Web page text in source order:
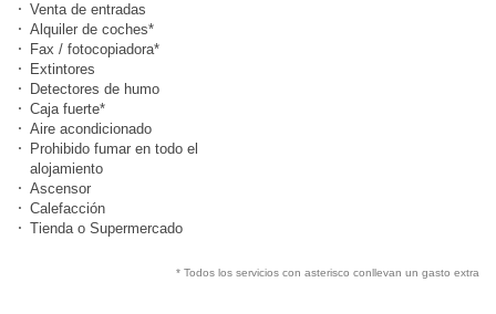
Venta de entradas
Alquiler de coches*
Fax / fotocopiadora*
Extintores
Detectores de humo
Caja fuerte*
Aire acondicionado
Prohibido fumar en todo el
alojamiento
Ascensor
Calefacción
Tienda o Supermercado
* Todos los servicios con asterisco conllevan un gasto extra